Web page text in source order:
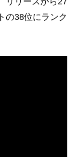
の38位にランク